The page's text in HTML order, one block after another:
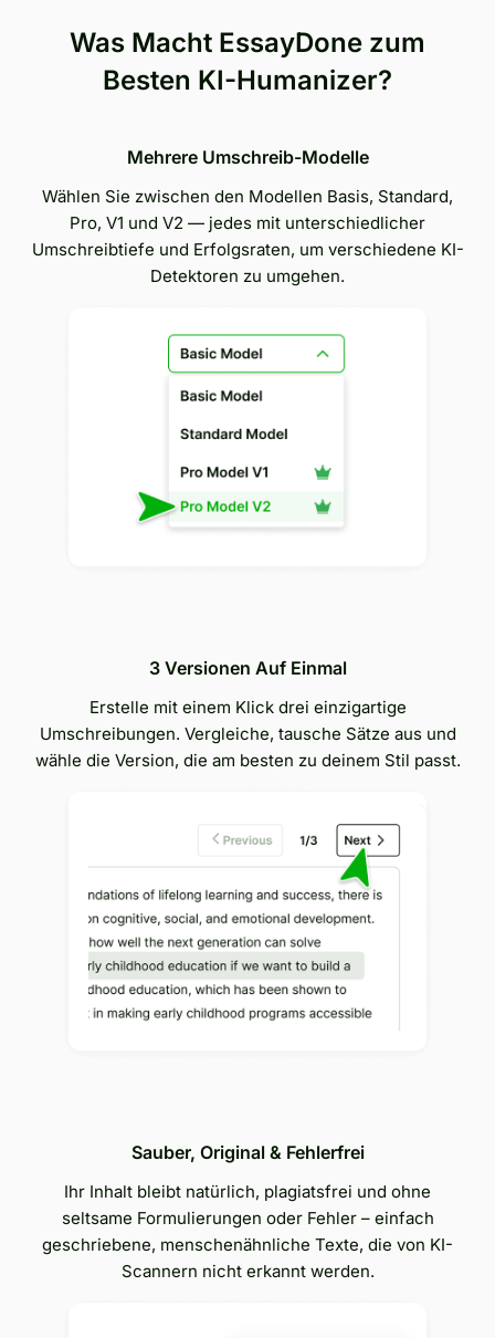
Was Macht EssayDone zum
Besten KI-Humanizer?
Mehrere Umschreib-Modelle
Wählen Sie zwischen den Modellen Basis, Standard,
Pro, V1 und V2 — jedes mit unterschiedlicher
Umschreibtiefe und Erfolgsraten, um verschiedene KI-
Detektoren zu umgehen.
3 Versionen Auf Einmal
Erstelle mit einem Klick drei einzigartige
Umschreibungen. Vergleiche, tausche Sätze aus und
wähle die Version, die am besten zu deinem Stil passt.
Sauber, Original & Fehlerfrei
Ihr Inhalt bleibt natürlich, plagiatsfrei und ohne
seltsame Formulierungen oder Fehler – einfach
geschriebene, menschenähnliche Texte, die von KI-
Scannern nicht erkannt werden.